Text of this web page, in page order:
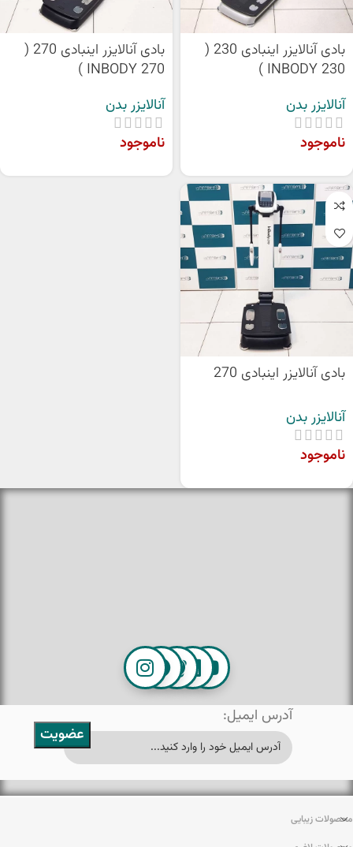
بادی آنالایزر اینبادی 230 (
INBODY 230 )
آنالایزر بدن
ناموجود
بادی آنالایزر اینبادی 270 (
INBODY 270 )
آنالایزر بدن
ناموجود
بادی آنالایزر اینبادی 270
آنالایزر بدن
ناموجود
آدرس ایمیل:
محصولات زیبایی